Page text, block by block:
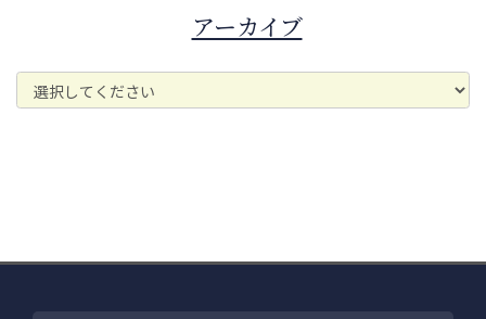
アーカイブ